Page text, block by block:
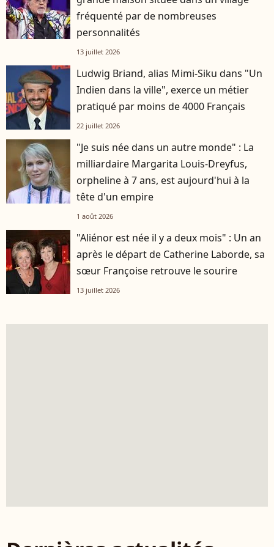
fréquenté par de nombreuses
personnalités
13 juillet 2026
Ludwig Briand, alias Mimi-Siku dans "Un
Indien dans la ville", exerce un métier
pratiqué par moins de 4000 Français
22 juillet 2026
"Je suis née dans un autre monde" : La
milliardaire Margarita Louis-Dreyfus,
orpheline à 7 ans, est aujourd'hui à la
tête d'un empire
1 août 2026
"Aliénor est née il y a deux mois" : Un an
après le départ de Catherine Laborde, sa
sœur Françoise retrouve le sourire
13 juillet 2026